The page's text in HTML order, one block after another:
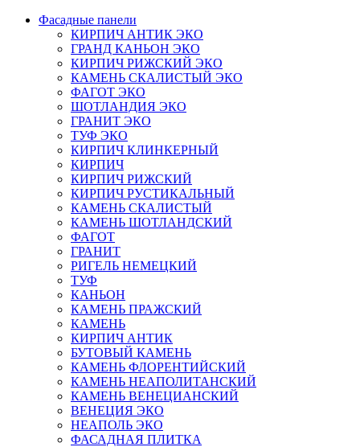
Фасадные панели
КИРПИЧ АНТИК ЭКО
ГРАНД КАНЬОН ЭКО
КИРПИЧ РИЖСКИЙ ЭКО
КАМЕНЬ СКАЛИСТЫЙ ЭКО
ФАГОТ ЭКО
ШОТЛАНДИЯ ЭКО
ГРАНИТ ЭКО
ТУФ ЭКО
КИРПИЧ КЛИНКЕРНЫЙ
КИРПИЧ
КИРПИЧ РИЖСКИЙ
КИРПИЧ РУСТИКАЛЬНЫЙ
КАМЕНЬ СКАЛИСТЫЙ
КАМЕНЬ ШОТЛАНДСКИЙ
ФАГОТ
ГРАНИТ
РИГЕЛЬ НЕМЕЦКИЙ
ТУФ
КАНЬОН
КАМЕНЬ ПРАЖСКИЙ
КАМЕНЬ
КИРПИЧ АНТИК
БУТОВЫЙ КАМЕНЬ
КАМЕНЬ ФЛОРЕНТИЙСКИЙ
КАМЕНЬ НЕАПОЛИТАНСКИЙ
КАМЕНЬ ВЕНЕЦИАНСКИЙ
ВЕНЕЦИЯ ЭКО
НЕАПОЛЬ ЭКО
ФАСАДНАЯ ПЛИТКА